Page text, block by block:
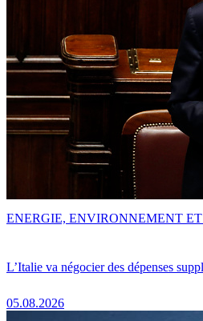
L’Italie va négocier des dépenses
05.08.2026
ENERGIE, ENVIRONNEMENT